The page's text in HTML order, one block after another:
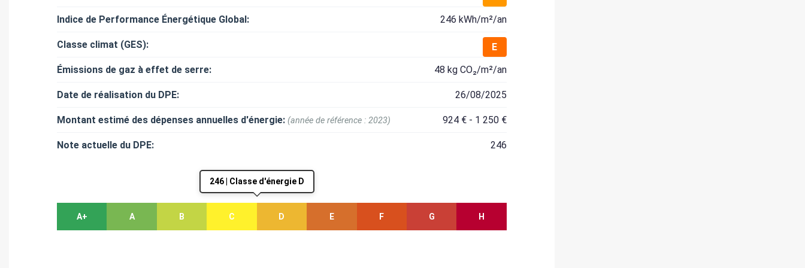
Indice de Performance Énergétique Global:
246 kWh/m²/an
Classe climat (GES):
E
Émissions de gaz à effet de serre:
48 kg CO₂/m²/an
Date de réalisation du DPE: 26/08/2025
Montant estimé des dépenses annuelles d'énergie: 924 € - 1 250 €
(année de référence : 2023)
Note actuelle du DPE: 246
A+ A B C
246 | Classe d'énergie D
D E F G H